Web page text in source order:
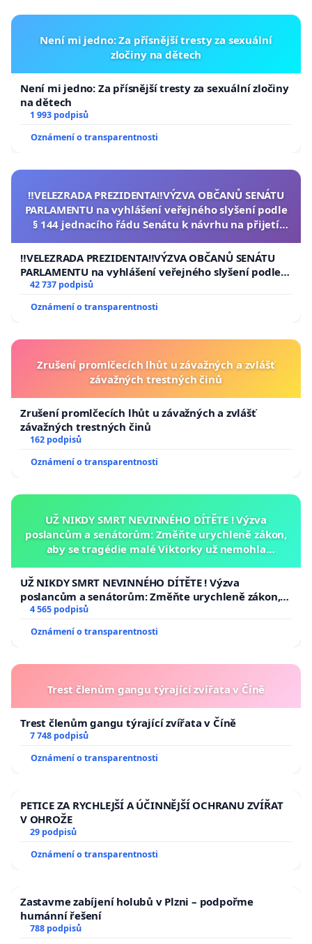
Není mi jedno: Za přísnější tresty za sexuální
zločiny na dětech
Není mi jedno: Za přísnější tresty za sexuální zločiny
na dětech
1 993 podpisů
Oznámení o transparentnosti
‼️VELEZRADA PREZIDENTA‼️VÝZVA OBČANŮ SENÁTU
PARLAMENTU na vyhlášení veřejného slyšení podle
§ 144 jednacího řádu Senátu k návrhu na přijetí
republiky
‼️VELEZRADA PREZIDENTA‼️VÝZVA OBČANŮ SENÁTU
PARLAMENTU na vyhlášení veřejného slyšení podle §
144 jednacího řádu Senátu k návrhu na přijetí
usnesení k podání ústavní žaloby na prezidenta
republiky
42 737 podpisů
Oznámení o transparentnosti
Zrušení promlčecích lhůt u závažných a zvlášť
závažných trestných činů
Zrušení promlčecích lhůt u závažných a zvlášť
závažných trestných činů
162 podpisů
Oznámení o transparentnosti
UŽ NIKDY SMRT NEVINNÉHO DÍTĚTE ! Výzva
poslancům a senátorům: Změňte urychleně zákon,
aby se tragédie malé Viktorky už nemohla
UŽ NIKDY SMRT NEVINNÉHO DÍTĚTE ! Výzva
poslancům a senátorům: Změňte urychleně zákon,
aby se tragédie malé Viktorky už nemohla opakovat!
4 565 podpisů
Oznámení o transparentnosti
Trest členům gangu týrající zvířata v Číně
Trest členům gangu týrající zvířata v Číně
7 748 podpisů
Oznámení o transparentnosti
PETICE ZA RYCHLEJŠÍ A ÚČINNĚJŠÍ OCHRANU ZVÍŘAT
V OHROŽE
29 podpisů
Oznámení o transparentnosti
Zastavme zabíjení holubů v Plzni – podpořme
humánní řešení
788 podpisů